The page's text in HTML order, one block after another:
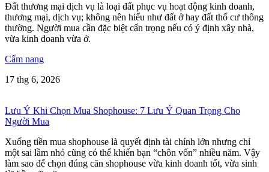
Đất thương mại dịch vụ là loại đất phục vụ hoạt động kinh doanh,
thương mại, dịch vụ; không nên hiểu như đất ở hay đất thổ cư thông
thường. Người mua cần đặc biệt cẩn trọng nếu có ý định xây nhà,
vừa kinh doanh vừa ở.
Cẩm nang
17 thg 6, 2026
Lưu Ý Khi Chọn Mua Shophouse: 7 Lưu Ý Quan Trọng Cho
Người Mua
Xuống tiền mua shophouse là quyết định tài chính lớn nhưng chỉ
một sai lầm nhỏ cũng có thể khiến bạn “chôn vốn” nhiều năm. Vậy
làm sao để chọn đúng căn shophouse vừa kinh doanh tốt, vừa sinh